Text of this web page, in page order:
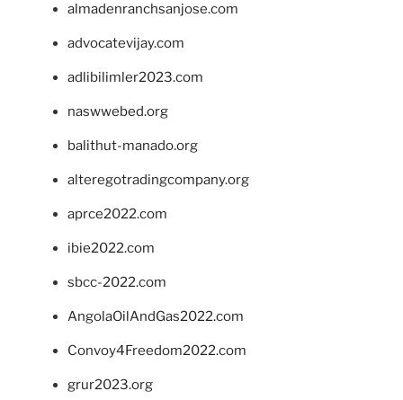
almadenranchsanjose.com
advocatevijay.com
adlibilimler2023.com
naswwebed.org
balithut-manado.org
alteregotradingcompany.org
aprce2022.com
ibie2022.com
sbcc-2022.com
AngolaOilAndGas2022.com
Convoy4Freedom2022.com
grur2023.org